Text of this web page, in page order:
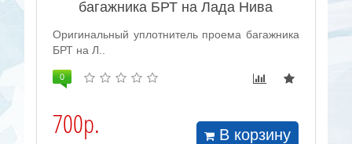
багажника БРТ на Лада Нива
Оригинальный уплотнитель проема багажника
БРТ на Л..
0
700р. В корзину